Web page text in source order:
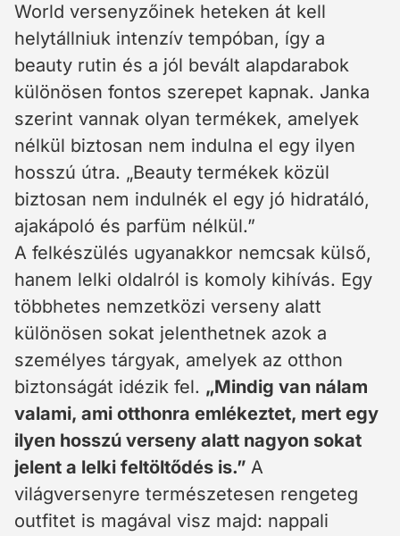
World versenyzőinek heteken át kell
helytállniuk intenzív tempóban, így a
beauty rutin és a jól bevált alapdarabok
különösen fontos szerepet kapnak. Janka
szerint vannak olyan termékek, amelyek
nélkül biztosan nem indulna el egy ilyen
hosszú útra. „Beauty termékek közül
biztosan nem indulnék el egy jó hidratáló,
ajakápoló és parfüm nélkül.”
A felkészülés ugyanakkor nemcsak külső,
hanem lelki oldalról is komoly kihívás. Egy
többhetes nemzetközi verseny alatt
különösen sokat jelenthetnek azok a
személyes tárgyak, amelyek az otthon
biztonságát idézik fel. „Mindig van nálam
valami, ami otthonra emlékeztet, mert egy
ilyen hosszú verseny alatt nagyon sokat
jelent a lelki feltöltődés is.” A
világversenyre természetesen rengeteg
outfitet is magával visz majd: nappali